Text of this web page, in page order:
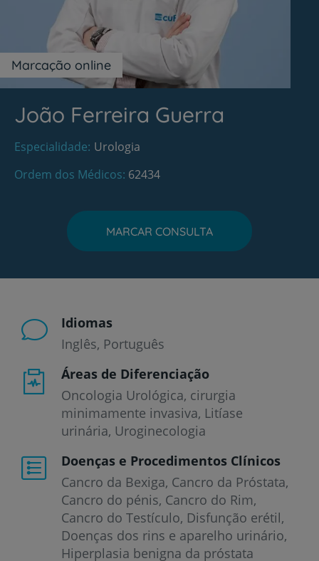
Marcação online
João Ferreira Guerra
Especialidade Urologia
Ordem dos Médicos 62434
MARCAR CONSULTA
Idiomas
Inglês Português
Áreas de Diferenciação
Oncologia Urológica, cirurgia
minimamente invasiva, Litíase
urinária, Uroginecologia
Doenças e Procedimentos Clínicos
Cancro da Bexiga Cancro da Próstata
Cancro do pénis Cancro do Rim
Cancro do Testículo Disfunção erétil
Doenças dos rins e aparelho urinário
Hiperplasia benigna da próstata